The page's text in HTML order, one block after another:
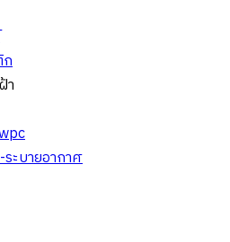
า
ะบายอากาศ